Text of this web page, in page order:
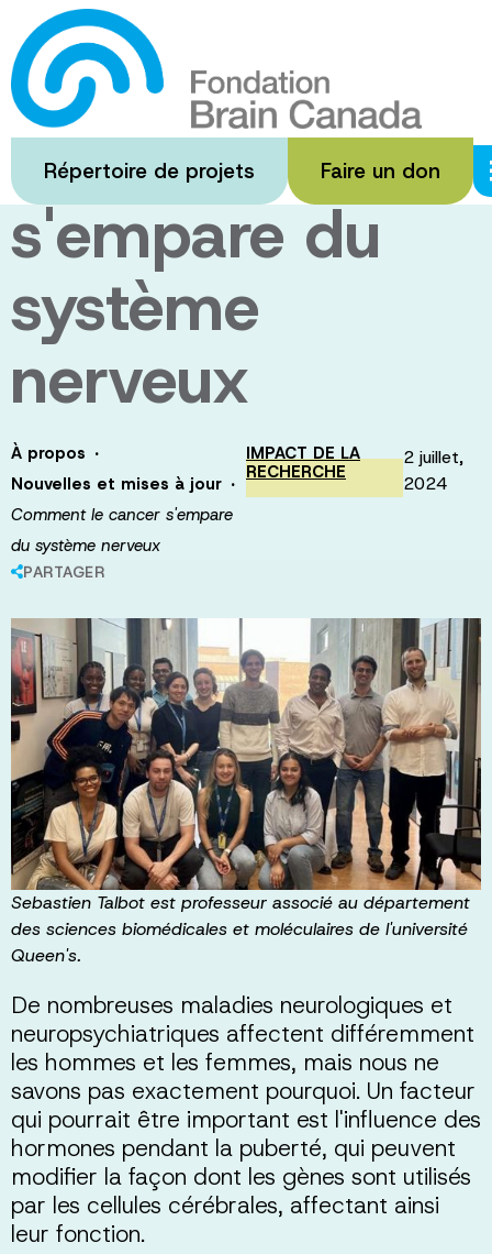
Passer
au
contenu
principal
Répertoire de projets Faire un don
Comment le
cancer
s'empare du
système
nerveux
À propos ·
Nouvelles et mises à jour ·
Comment le cancer s'empare
du système nerveux
PARTAGER
IMPACT DE LA
RECHERCHE
2 juillet,
2024
Sebastien Talbot est professeur associé au département
des sciences biomédicales et moléculaires de l'université
Queen's.
De nombreuses maladies neurologiques et
neuropsychiatriques affectent différemment
les hommes et les femmes, mais nous ne
savons pas exactement pourquoi. Un facteur
qui pourrait être important est l'influence des
hormones pendant la puberté, qui peuvent
modifier la façon dont les gènes sont utilisés
par les cellules cérébrales, affectant ainsi
leur fonction.